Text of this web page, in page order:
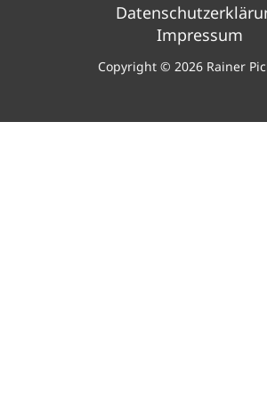
Impressum
Copyright © 2026 Rainer